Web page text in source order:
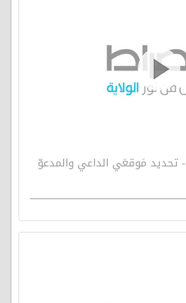
مصباح الهداية 304 - تحديد مَوقعَي الداعي والمدعوّ